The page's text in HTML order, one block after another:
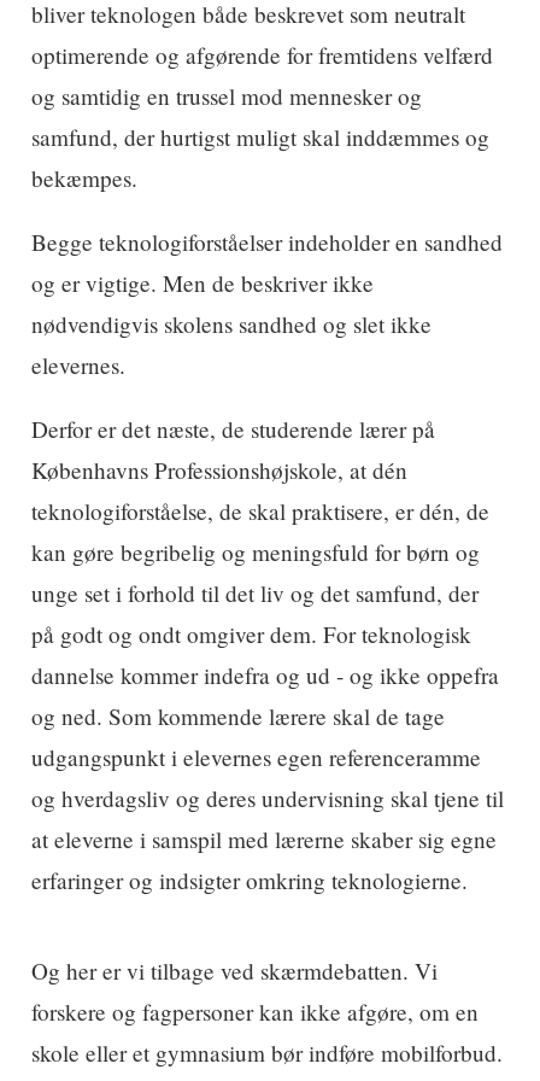
bliver teknologen både beskrevet som neutralt
optimerende og afgørende for fremtidens velfærd
og samtidig en trussel mod mennesker og
samfund, der hurtigst muligt skal inddæmmes og
bekæmpes.
Begge teknologiforståelser indeholder en sandhed
og er vigtige. Men de beskriver ikke
nødvendigvis skolens sandhed og slet ikke
elevernes.
Derfor er det næste, de studerende lærer på
Københavns Professionshøjskole, at dén
teknologiforståelse, de skal praktisere, er dén, de
kan gøre begribelig og meningsfuld for børn og
unge set i forhold til det liv og det samfund, der
på godt og ondt omgiver dem. For teknologisk
dannelse kommer indefra og ud - og ikke oppefra
og ned. Som kommende lærere skal de tage
udgangspunkt i elevernes egen referenceramme
og hverdagsliv og deres undervisning skal tjene til
at eleverne i samspil med lærerne skaber sig egne
erfaringer og indsigter omkring teknologierne.
Og her er vi tilbage ved skærmdebatten. Vi
forskere og fagpersoner kan ikke afgøre, om en
skole eller et gymnasium bør indføre mobilforbud.